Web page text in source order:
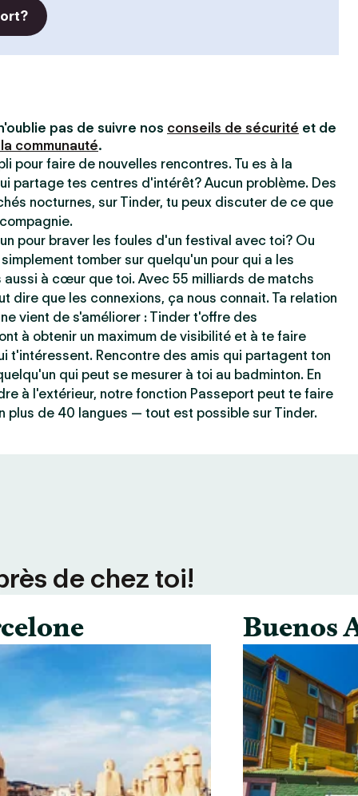
pas de suivre nos conseils de sécurité et de
communauté.
pour faire de nouvelles rencontres. Tu es à la
partage tes centres d'intérêt? Aucun problème. Des
nocturnes, sur Tinder, tu peux discuter de ce que
pour braver les foules d'un festival avec toi? Ou
tomber sur quelqu'un pour qui a les
à cœur que toi. Avec 55 milliards de matchs
dire que les connexions, ça nous connait. Ta relation
vient de s'améliorer : Tinder t'offre des
à obtenir un maximum de visibilité et à te faire
t'intéressent. Rencontre des amis qui partagent ton
qui peut se mesurer à toi au badminton. En
à l'extérieur, notre fonction Passeport peut te faire
plus de 40 langues — tout est possible sur Tinder.
de chez toi!
Buenos